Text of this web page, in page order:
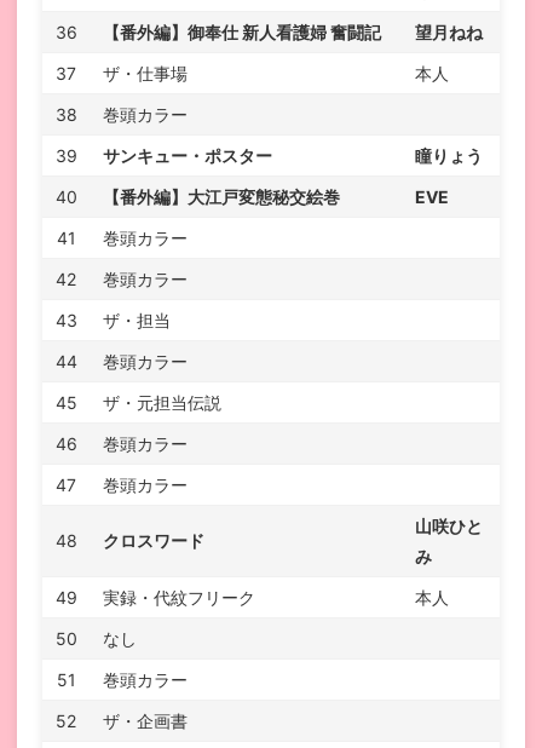
36
【番外編】御奉仕 新人看護婦 奮闘記
望月ねね
37
ザ・仕事場
本人
38
巻頭カラー
39
サンキュー・ポスター
瞳りょう
40
【番外編】大江戸変態秘交絵巻
EVE
41
巻頭カラー
42
巻頭カラー
43
ザ・担当
44
巻頭カラー
45
ザ・元担当伝説
46
巻頭カラー
47
巻頭カラー
48 クロスワード
山咲ひと
み
49
実録・代紋フリーク
本人
50
なし
51
巻頭カラー
52
ザ・企画書